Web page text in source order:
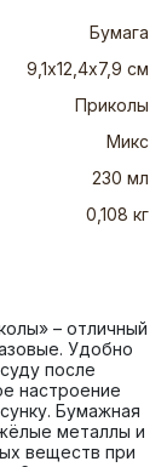
Бумага
9,1х12,4х7,9 см
Приколы
Микс
230 мл
0,108 кг
– отличный
Удобно
после
настроение
Бумажная
металлы и
веществ при